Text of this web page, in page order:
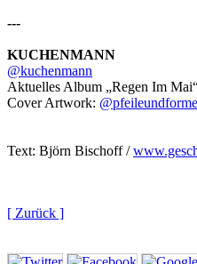
---
KUCHENMANN
@kuchenmann
Aktuelles Album „Regen Im
Cover Artwork:
Text: Björn Bischoff /
[ Zurück ]